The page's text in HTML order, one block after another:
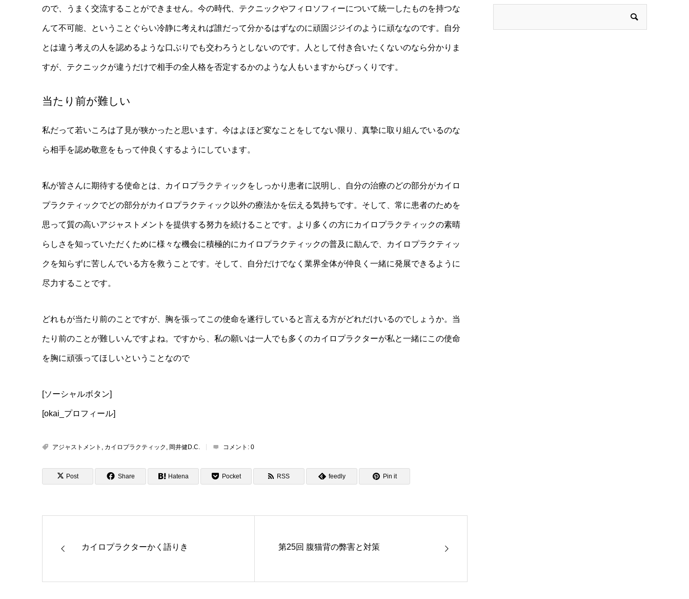
ので、うまく交流することができません。今の時代、テクニックやフィロソフィーについて統一したものを持つな
んて不可能、ということぐらい冷静に考えれば誰だって分かるはずなのに頑固ジジイのように頑ななのです。自分
とは違う考えの人を認めるような口ぶりでも交わろうとしないのです。人として付き合いたくないのなら分かりま
すが、テクニックが違うだけで相手の全人格を否定するかのような人もいますからびっくりです。
当たり前が難しい
私だって若いころは了見が狭かったと思います。今はよほど変なことをしてない限り、真摯に取り組んでいるのな
ら相手を認め敬意をもって仲良くするようにしています。
私が皆さんに期待する使命とは、カイロプラクティックをしっかり患者に説明し、自分の治療のどの部分がカイロ
プラクティックでどの部分がカイロプラクティック以外の療法かを伝える気持ちです。そして、常に患者のためを
思って質の高いアジャストメントを提供する努力を続けることです。より多くの方にカイロプラクティックの素晴
らしさを知っていただくために様々な機会に積極的にカイロプラクティックの普及に励んで、カイロプラクティッ
クを知らずに苦しんでいる方を救うことです。そして、自分だけでなく業界全体が仲良く一緒に発展できるように
尽力することです。
どれもが当たり前のことですが、胸を張ってこの使命を遂行していると言える方がどれだけいるのでしょうか。当
たり前のことが難しいんですよね。ですから、私の願いは一人でも多くのカイロプラクターが私と一緒にこの使命
を胸に頑張ってほしいということなので
[ソーシャルボタン]
[okai_プロフィール]
アジャストメント , カイロプラクティック , 岡井健D.C. コメント: 0
Post Share Hatena Pocket RSS feedly Pin it
カイロプラクターかく語りき 第25回 腹猫背の弊害と対策